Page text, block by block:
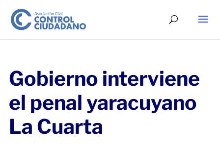
Gobierno interviene
el penal yaracuyano
La Cuarta